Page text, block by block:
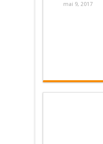
mai 9, 2017